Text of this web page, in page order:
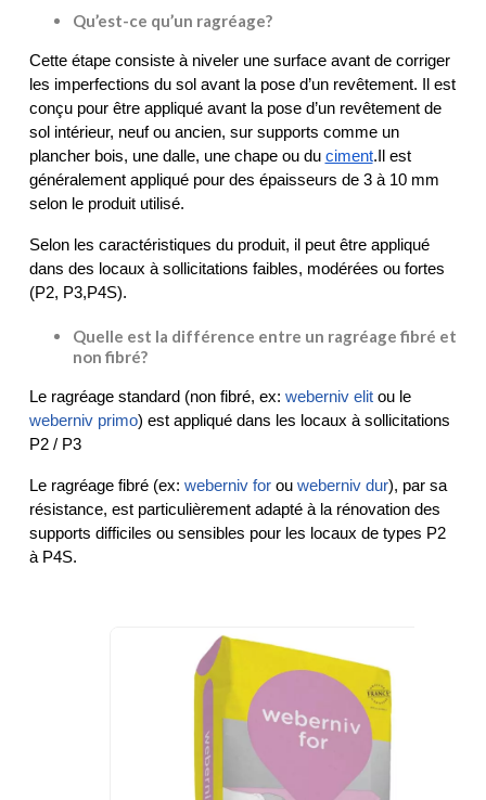
Qu’est-ce qu’un ragréage?
Cette étape consiste à niveler une surface avant de corriger
les imperfections du sol avant la pose d’un revêtement. Il est
conçu pour être appliqué avant la pose d’un revêtement de
sol intérieur, neuf ou ancien, sur supports comme un
plancher bois, une dalle, une chape ou du ciment.Il est
généralement appliqué pour des épaisseurs de 3 à 10 mm
selon le produit utilisé.
Selon les caractéristiques du produit, il peut être appliqué
dans des locaux à sollicitations faibles, modérées ou fortes
(P2, P3,P4S).
Quelle est la différence entre un ragréage fibré et
non fibré?
Le ragréage standard (non fibré, ex: weberniv elit
ou le
weberniv primo) est appliqué dans les locaux à sollicitations
P2 / P3
Le ragréage fibré (ex: weberniv for ou weberniv dur), par sa
résistance, est particulièrement adapté à la rénovation des
supports difficiles ou sensibles pour les locaux de types P2
à P4S.